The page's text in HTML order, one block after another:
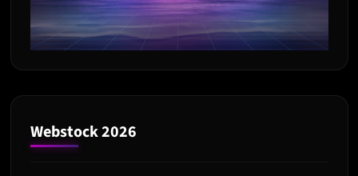
Webstock 2026